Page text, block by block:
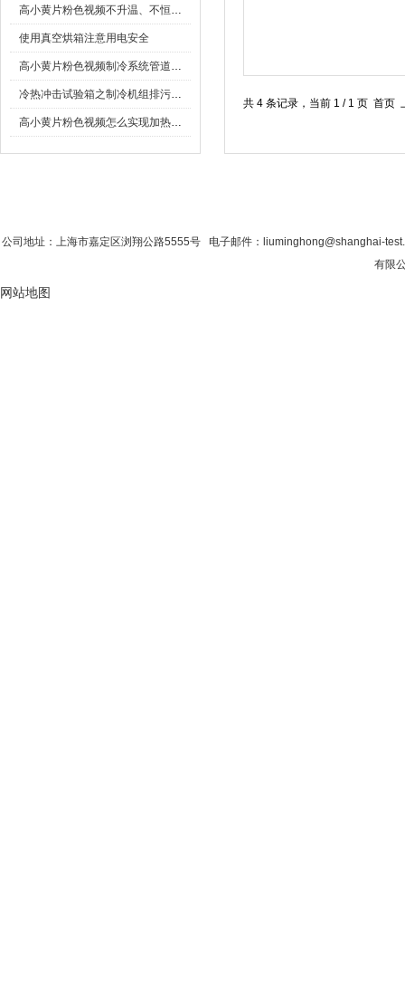
高小黄片粉色视频不升温、不恒温应如何解决
使用真空烘箱注意用电安全
高小黄片粉色视频制冷系统管道怎么排
冷热冲击试验箱之制冷机组排污和检漏的方法
高小黄片粉色视频怎么实现加热和制冷呢
共 4 条记录，当前 1 / 1 页 首
公司地址：上海市嘉定区浏翔公路5555号 电子邮件：liuminghong@shanghai-
有限
网站地图